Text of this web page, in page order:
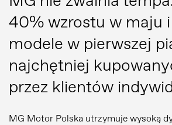
40% wzrostu w maju
modele w pierwszej
najchętniej
przez klientów
MG Motor Polska utrzymuje wysoką